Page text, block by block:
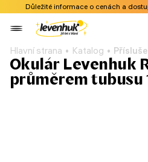
Důležité informace o cenách a
Hlavní strana Katalog
Okulár Levenhuk
průměrem tubusu